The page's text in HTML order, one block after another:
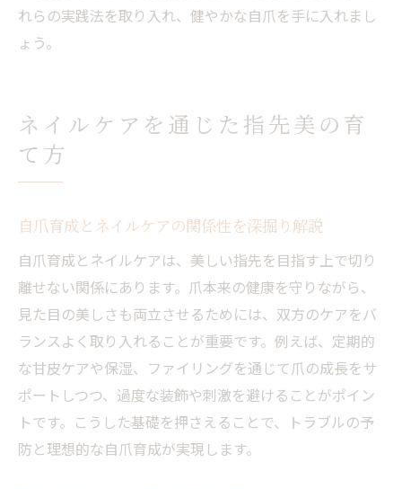
れらの実践法を取り入れ、健やかな自爪を手に入れまし
ょう。
ネイルケアを通じた指先美の育
て方
自爪育成とネイルケアの関係性を深掘り解説
自爪育成とネイルケアは、美しい指先を目指す上で切り
離せない関係にあります。爪本来の健康を守りながら、
見た目の美しさも両立させるためには、双方のケアをバ
ランスよく取り入れることが重要です。例えば、定期的
な甘皮ケアや保湿、ファイリングを通じて爪の成長をサ
ポートしつつ、過度な装飾や刺激を避けることがポイン
トです。こうした基礎を押さえることで、トラブルの予
防と理想的な自爪育成が実現します。